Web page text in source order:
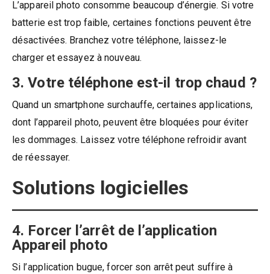
L’appareil photo consomme beaucoup d’énergie. Si votre
batterie est trop faible, certaines fonctions peuvent être
désactivées. Branchez votre téléphone, laissez-le
charger et essayez à nouveau.
3. Votre téléphone est-il trop chaud ?
Quand un smartphone surchauffe, certaines applications,
dont l’appareil photo, peuvent être bloquées pour éviter
les dommages. Laissez votre téléphone refroidir avant
de réessayer.
Solutions logicielles
4. Forcer l’arrêt de l’application
Appareil photo
Si l’application bugue, forcer son arrêt peut suffire à